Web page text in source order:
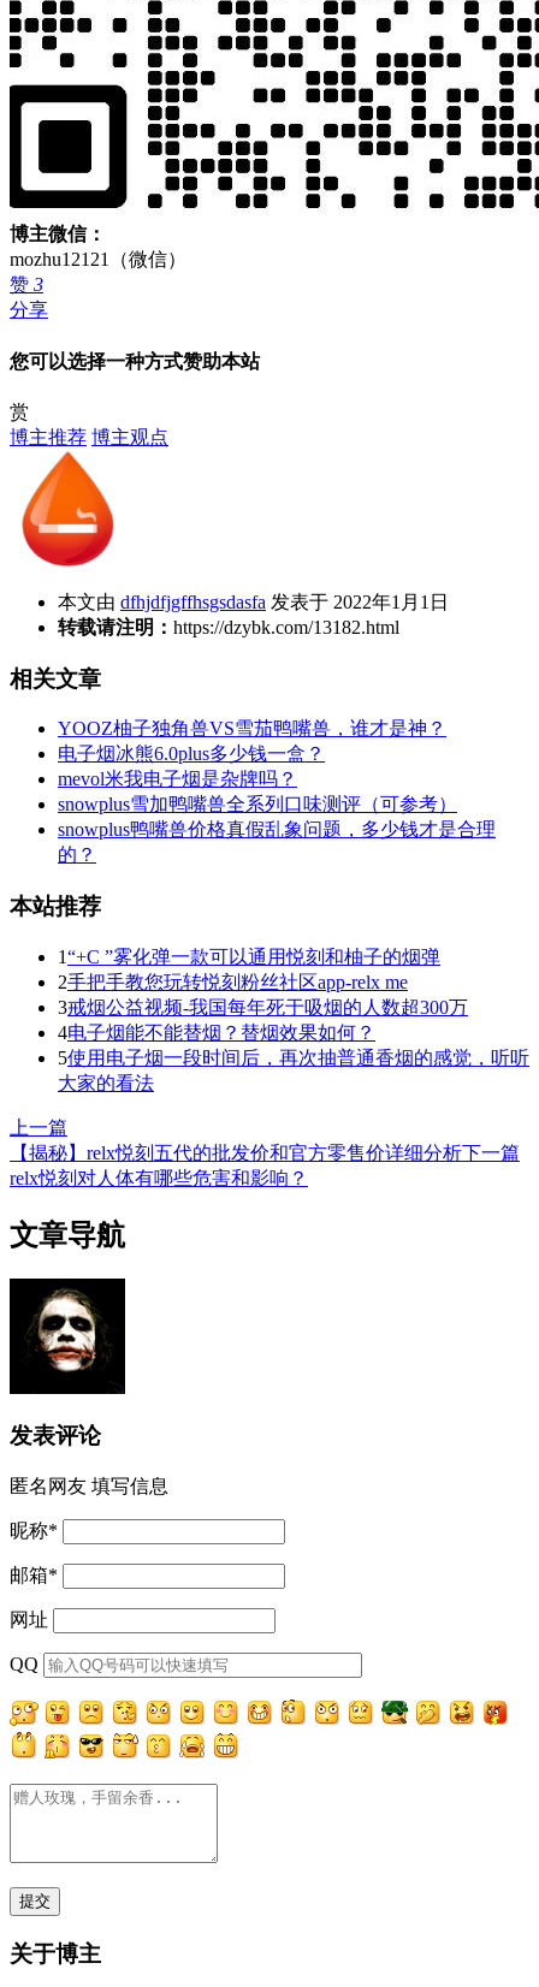
博主微信：
mozhu12121（微信）
赞 3
分享
您可以选择一种方式赞助本站
赏
博主推荐 博主观点
本文由 dfhjdfjgffhsgsdasfa 发表于 2022年1月1日
转载请注明： https://dzybk.com/13182.html
相关文章
YOOZ柚子独角兽VS雪茄鸭嘴兽，谁才是神？
电子烟冰熊6.0plus多少钱一盒？
mevol米我电子烟是杂牌吗？
snowplus雪加鸭嘴兽全系列口味测评（可参考）
snowplus鸭嘴兽价格真假乱象问题，多少钱才是合理
的？
本站推荐
1“+C ”雾化弹一款可以通用悦刻和柚子的烟弹
2手把手教您玩转悦刻粉丝社区app-relx me
3戒烟公益视频-我国每年死于吸烟的人数超300万
4电子烟能不能替烟？替烟效果如何？
5使用电子烟一段时间后，再次抽普通香烟的感觉，听听
大家的看法
上一篇
【揭秘】relx悦刻五代的批发价和官方零售价详细分析下一篇
relx悦刻对人体有哪些危害和影响？
文章导航
发表评论
匿名网友 填写信息
昵称*
邮箱*
网址
QQ
关于博主